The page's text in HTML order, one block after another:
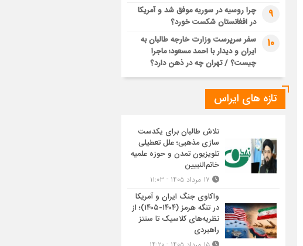
9
چرا روسیه در سوریه موفق شد و آمریکا
در افغانستان شکست خورد؟
10
سفر سرپرست وزارت خارجه طالبان به
ایران و دیدار با احمد مسعود؛ ماجرا
چیست؟ / تهران چه در ذهن دارد؟
تازه های ایراس
تلاش طالبان برای یکدست
سازی مذهبی؛ علل تعطیلی
تلویزیون تمدن و حوزه علمیه
خاتم‌النبیین
واکاوی جنگ ایران و آمریکا
در تنگه هرمز (۱۴۰۴-۱۴۰۵)؛ از
نظریه‌های کلاسیک تا سنتز
راهبردی